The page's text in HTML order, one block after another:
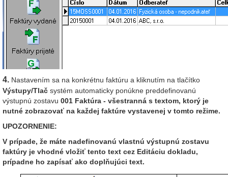
4. Nastavením sa na konkrétnu faktúru a kliknutím na tlačítko
Výstupy/Tlač systém automaticky ponúkne preddefinovanú
výstupnú zostavu 001 Faktúra - všestranná s textom, ktorý je
nutné zobrazovať na každej faktúre vystavenej v tomto režime.
UPOZORNENIE:
V prípade, že máte nadefinovanú vlastnú výstupnú zostavu
faktúry je vhodné vložiť tento text cez Editáciu dokladu,
prípadne ho zapísať ako doplňujúci text.